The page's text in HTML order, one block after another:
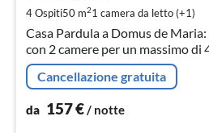
4 Ospiti50 m21 camera da letto (+1)
Casa Pardula a Domus de
con 2 camere per un massimo di
Cancellazione gratuita
da 157€/ notte